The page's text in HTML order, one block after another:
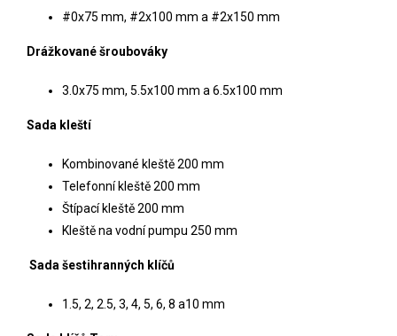
#0x75 mm, #2x100 mm a #2x150 mm
Drážkované šroubováky
3.0x75 mm, 5.5x100 mm a 6.5x100 mm
Sada kleští
Kombinované kleště 200 mm
Telefonní kleště 200 mm
Štípací kleště 200 mm
Kleště na vodní pumpu 250 mm
Sada šestihranných klíčů
1.5, 2, 2.5, 3, 4, 5, 6, 8 a10 mm